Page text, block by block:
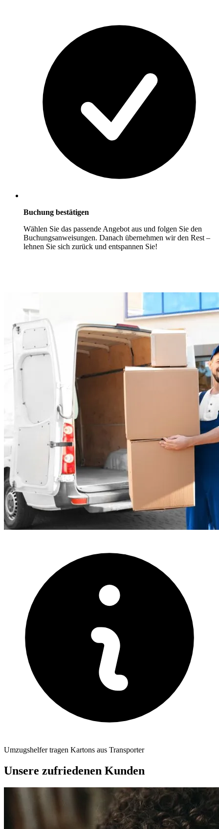
Buchung bestätigen
Wählen Sie das passende Angebot aus und folgen Sie den
Buchungsanweisungen. Danach übernehmen wir den Rest –
lehnen Sie sich zurück und entspannen Sie!
Umzugshelfer tragen Kartons aus Transporter
Unsere zufriedenen Kunden